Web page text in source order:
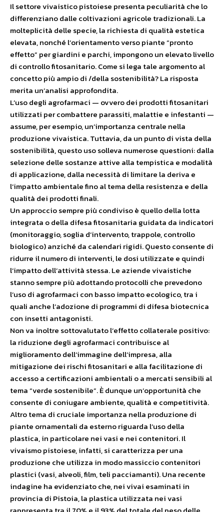
Il settore vivaistico pistoiese presenta peculiarità che lo
differenziano dalle coltivazioni agricole tradizionali. La
molteplicità delle specie, la richiesta di qualità estetica
elevata, nonché l’orientamento verso piante “pronto
effetto” per giardini e parchi, impongono un elevato livello
di controllo fitosanitario. Come si lega tale argomento al
concetto più ampio di /della sostenibilità? La risposta
merita un’analisi approfondita.
L’uso degli agrofarmaci — ovvero dei prodotti fitosanitari
utilizzati per combattere parassiti, malattie e infestanti —
assume, per esempio, un’importanza centrale nella
produzione vivaistica. Tuttavia, da un punto di vista della
sostenibilità, questo uso solleva numerose questioni: dalla
selezione delle sostanze attive alla tempistica e modalità
di applicazione, dalla necessità di limitare la deriva e
l’impatto ambientale fino al tema della resistenza e della
qualità dei prodotti finali.
Un approccio sempre più condiviso è quello della lotta
integrata o della difesa fitosanitaria guidata da indicatori
(monitoraggio, soglia d’intervento, trappole, controllo
biologico) anziché da calendari rigidi. Questo consente di
ridurre il numero di interventi, le dosi utilizzate e quindi
l’impatto dell’attività stessa. Le aziende vivaistiche
stanno sempre più adottando protocolli che prevedono
l’uso di agrofarmaci con basso impatto ecologico, tra i
quali anche l’adozione di programmi di difesa biotecnica
con insetti antagonisti.
Non va inoltre sottovalutato l’effetto collaterale positivo:
la riduzione degli agrofarmaci contribuisce al
miglioramento dell’immagine dell’impresa, alla
mitigazione dei rischi fitosanitari e alla facilitazione di
accesso a certificazioni ambientali o a mercati sensibili al
tema “verde sostenibile”. È dunque un’opportunità che
consente di coniugare ambiente, qualità e competitività.
Altro tema di cruciale importanza nella produzione di
piante ornamentali da esterno riguarda l’uso della
plastica, in particolare nei vasi e nei contenitori. Il
vivaismo pistoiese, infatti, si caratterizza per una
produzione che utilizza in modo massiccio contenitori
plastici (vasi, alveoli, film, teli pacciamanti). Una recente
indagine ha evidenziato che, nei vivai esaminati in
provincia di Pistoia, la plastica utilizzata nei vasi